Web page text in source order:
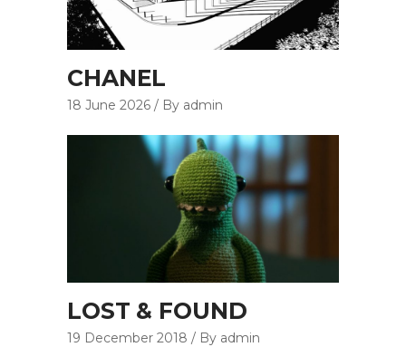
CHANEL
18 June 2026 By admin
LOST & FOUND
19 December 2018 By admin